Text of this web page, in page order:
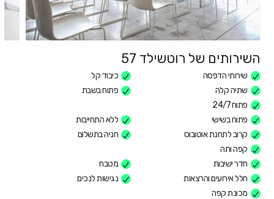
השירותים של רוטשילד 57
שירותי הדפסה
כיבוד קל
שתיה קלה
פתוח בשבת
פתוח 24/7
פתוח בשישי
ללא התחייבות
קרוב לתחנת אוטובוס
חניה בתשלום
קפה ותה
חדר ישיבות
מטבח
חלל אירועים והרצאות
נגישות לנכים
מכונת קפה